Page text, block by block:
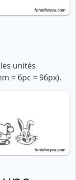
unités
= 6pc = 96px).